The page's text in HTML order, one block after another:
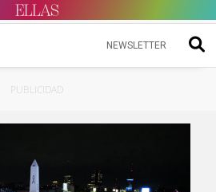
NEWSLETTER
PUBLICIDAD